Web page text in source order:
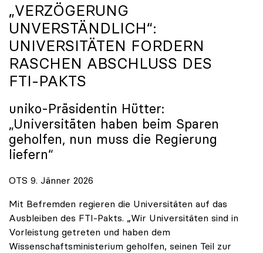
„VERZÖGERUNG
UNVERSTÄNDLICH“:
UNIVERSITÄTEN FORDERN
RASCHEN ABSCHLUSS DES
FTI-PAKTS
uniko-Präsidentin Hütter:
„Universitäten haben beim Sparen
geholfen, nun muss die Regierung
liefern“
OTS 9. Jänner 2026
Mit Befremden regieren die Universitäten auf das
Ausbleiben des FTI-Pakts. „Wir Universitäten sind in
Vorleistung getreten und haben dem
Wissenschaftsministerium geholfen, seinen Teil zur